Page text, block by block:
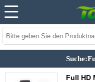
Full HD